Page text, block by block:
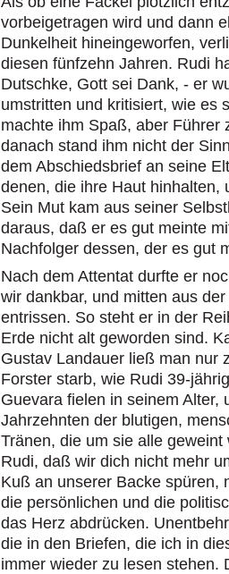
vorbeigetragen wird und dann
Dunkelheit hineingeworfen,
diesen fünfzehn Jahren. Rudi
Dutschke, Gott sei Dank, - er
umstritten und kritisiert, wie es
machte ihm Spaß, aber Führer
danach stand ihm nicht der
dem Abschiedsbrief an seine
denen, die ihre Haut hinhalten,
Sein Mut kam aus seiner
daraus, daß er es gut meinte
Nachfolger dessen, der es gut
Nach dem Attentat durfte er
wir dankbar, und mitten aus
entrissen. So steht er in der
Erde nicht alt geworden sind.
Gustav Landauer ließ man nur
Forster starb, wie Rudi 39-
Guevara fielen in seinem Alter,
Jahrzehnten der blutigen,
Tränen, die um sie alle
Rudi, daß wir dich nicht mehr
Kuß an unserer Backe spüren,
die persönlichen und die
das Herz abdrücken.
die in den Briefen, die ich in
immer wieder zu lesen stehen.